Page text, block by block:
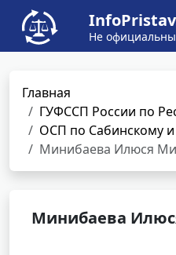
Не
Главная
ГУФССП России по
ОСП по Сабинскому
Минибаева Илюся
Минибаева